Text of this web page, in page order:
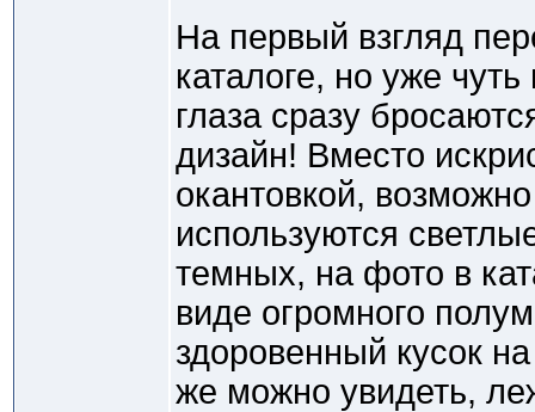
На первый взгляд
каталоге, но уже
глаза сразу
дизайн! Вместо
окантовкой,
используются
темных, на фото в
виде огромного
здоровенный кусок
же можно увидеть,